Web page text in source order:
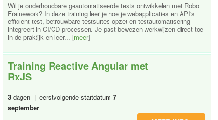
Wil je onderhoudbare geautomatiseerde tests ontwikkelen met Robot
Framework? In deze training leer je hoe je webapplicaties en API's
efficiënt test, betrouwbare testsuites opzet en testautomatisering
integreert in CI/CD-processen. Je past bewezen werkwijzen direct toe
in de praktijk en leer... [meer]
Training Reactive Angular met
RxJS
3 dagen | eerstvolgende startdatum 7
september